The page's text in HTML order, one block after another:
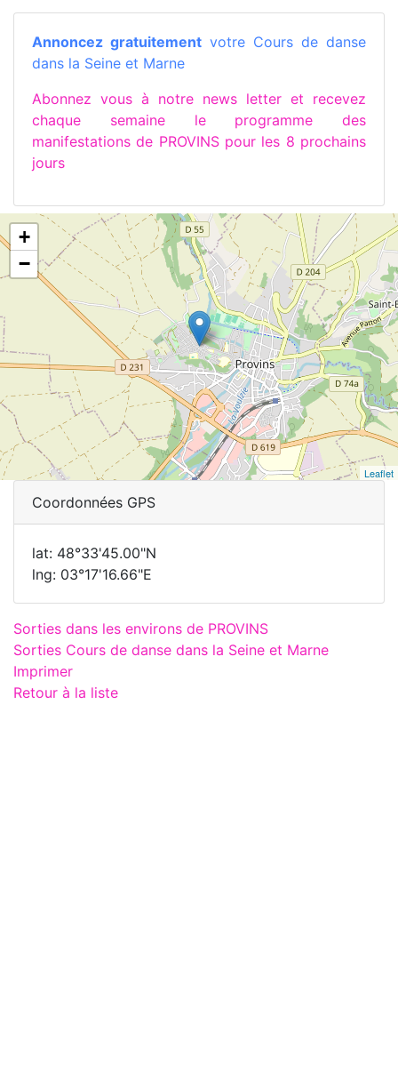
Annoncez gratuitement votre Cours de danse
dans la Seine et Marne
Abonnez vous à notre news letter et recevez
chaque semaine le programme des
manifestations de PROVINS pour les 8 prochains
jours
+
−
Leaflet
Coordonnées GPS
lat: 48°33'45.00"N
lng: 03°17'16.66"E
Sorties dans les environs de PROVINS
Sorties Cours de danse dans la Seine et Marne
Imprimer
Retour à la liste